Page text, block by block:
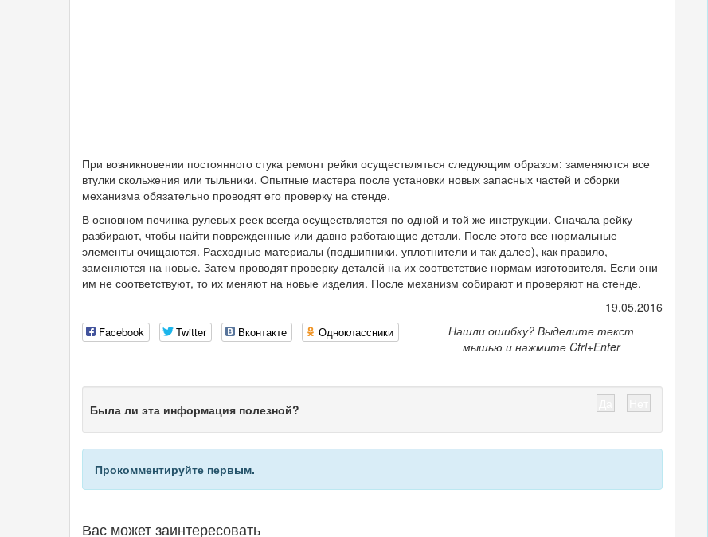
При возникновении постоянного стука ремонт рейки осуществляться следующим образом: заменяются все
втулки скольжения или тыльники. Опытные мастера после установки новых запасных частей и сборки
механизма обязательно проводят его проверку на стенде.
В основном починка рулевых реек всегда осуществляется по одной и той же инструкции. Сначала рейку
разбирают, чтобы найти поврежденные или давно работающие детали. После этого все нормальные
элементы очищаются. Расходные материалы (подшипники, уплотнители и так далее), как правило,
заменяются на новые. Затем проводят проверку деталей на их соответствие нормам изготовителя. Если они
им не соответствуют, то их меняют на новые изделия. После механизм собирают и проверяют на стенде.
19.05.2016
Facebook Twitter Вконтакте Одноклассники
Нашли ошибку? Выделите текст
мышью и нажмите Ctrl+Enter
Была ли эта информация полезной?
Прокомментируйте первым.
Вас может заинтересовать